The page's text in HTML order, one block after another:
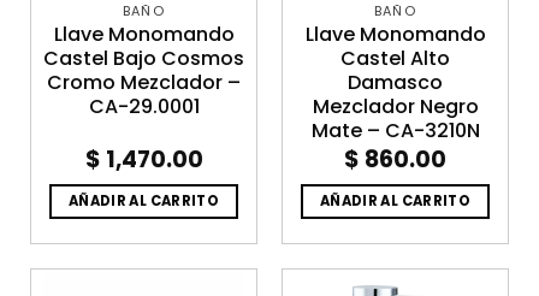
BAÑO
Llave Monomando
Castel Bajo Cosmos
Cromo Mezclador –
CA-29.0001
$ 1,470.00
AÑADIR AL CARRITO
BAÑO
Llave Monomando
Castel Alto
Damasco
Mezclador Negro
Mate – CA-3210N
$ 860.00
AÑADIR AL CARRITO